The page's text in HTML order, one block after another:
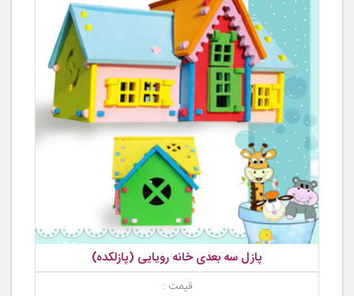
پازل سه بعدی خانه رویایی (پازلکده)
قیمت :